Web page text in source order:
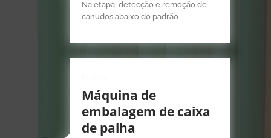
Na etapa, detecção e remoção de
canudos abaixo do padrão
Máquina de
embalagem de caixa
de palha